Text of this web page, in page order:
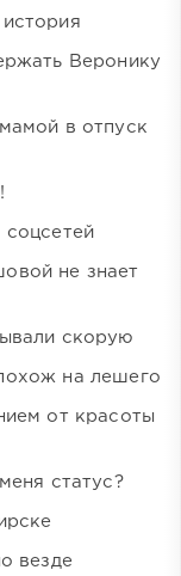
Веронику
в отпуск
не знает
скорую
на лешего
от красоты
статус?
везде